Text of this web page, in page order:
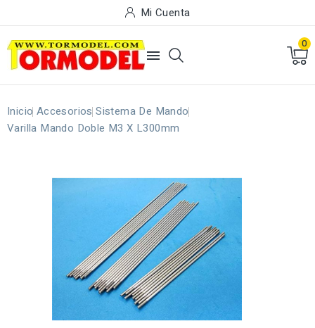
Mi Cuenta

0
Inicio Accesorios Sistema De Mando
Varilla Mando Doble M3 X L300mm